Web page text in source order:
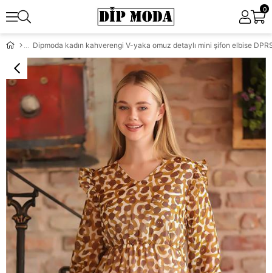
0
Dipmoda kadın kahverengi V-yaka omuz detaylı mini şifon elbise